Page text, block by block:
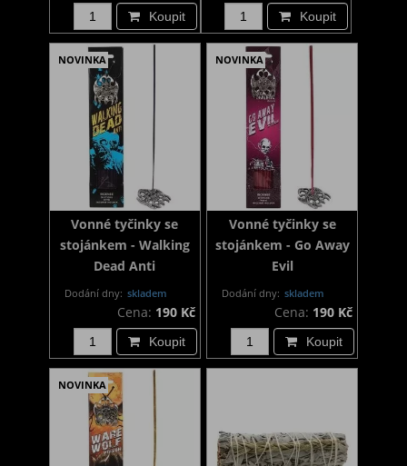
Koupit Koupit
NOVINKA
Vonné tyčinky se
stojánkem - Walking
Dead Anti
Dodání dny: skladem
Cena: 190 Kč
Koupit
NOVINKA
Vonné tyčinky se
stojánkem - Go Away
Evil
Dodání dny: skladem
Cena: 190 Kč
Koupit
NOVINKA